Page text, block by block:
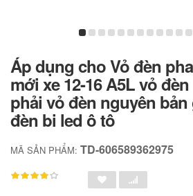
Áp dụng cho Vỏ đèn
mới xe 12-16 A5L vỏ
phải vỏ đèn nguyên
đèn bi led ô tô
MÃ SẢN PHẨM: TD-606589362975